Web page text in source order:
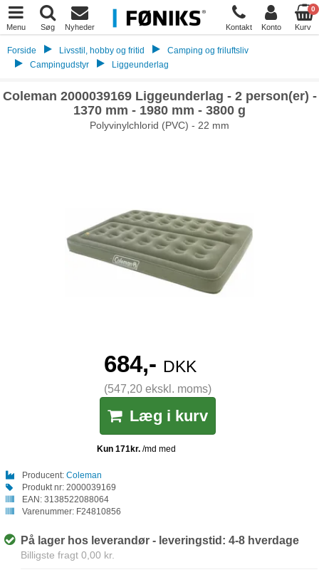
Menu Søg Nyheder Kontakt Konto
0
Kurv
Forside Livsstil, hobby og fritid
Camping og friluftsliv
Campingudstyr
Liggeunderlag
Coleman 2000039169 Liggeunderlag - 2 person(er) -
1370 mm - 1980 mm - 3800 g
Polyvinylchlorid (PVC) - 22 mm
684,- DKK
(547,20 ekskl. moms)
Læg i kurv
Producent: Coleman
Produkt nr: 2000039169
EAN: 3138522088064
Varenummer: F24810856
På lager hos leverandør - leveringstid: 4-8 hverdage
Billigste fragt 0,00 kr.